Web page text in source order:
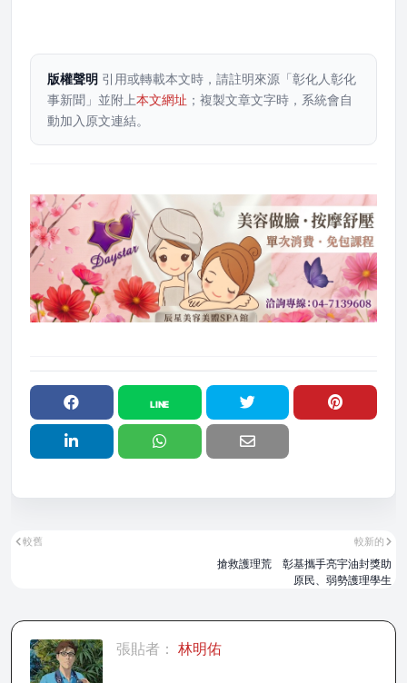
版權聲明 引用或轉載本文時，請註明來源「彰化人彰化
事新聞」並附上本文網址 ；複製文章文字時，系統會自
動加入原文連結。
較新的
搶救護理荒 彰基攜手亮宇油封獎助
原民、弱勢護理學生
較舊
張貼者： 林明佑